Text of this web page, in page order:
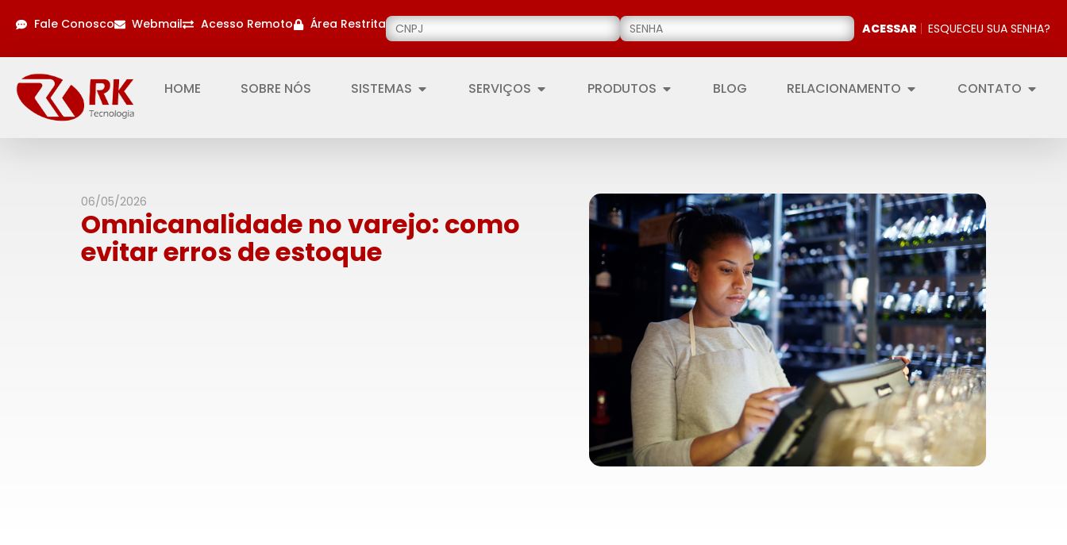
Fale Conosco Webmail Acesso Remoto Área Restrita ACESSAR ESQUECEU SUA SENHA?
HOME SOBRE NÓS SISTEMAS SERVIÇOS PRODUTOS BLOG RELACIONAMENTO CONTATO
06/05/2026
Omnicanalidade no varejo: como
evitar erros de estoque